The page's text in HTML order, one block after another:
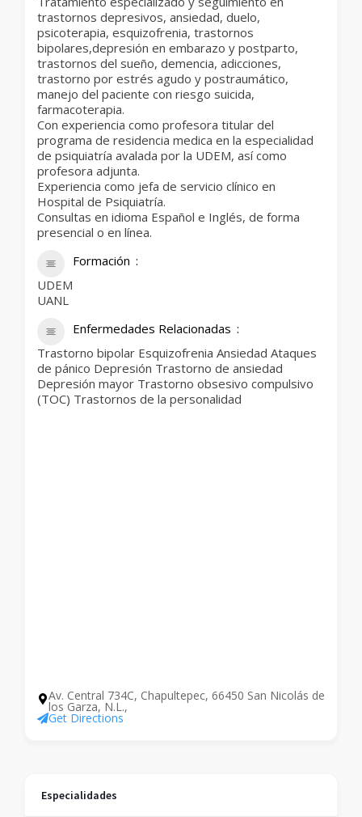
trastornos depresivos, ansiedad, duelo,
psicoterapia, esquizofrenia, trastornos
bipolares,depresión en embarazo y postparto,
trastornos del sueño, demencia, adicciones,
trastorno por estrés agudo y postraumático,
manejo del paciente con riesgo suicida,
farmacoterapia.
Con experiencia como profesora titular del
programa de residencia medica en la especialidad
de psiquiatría avalada por la UDEM, así como
profesora adjunta.
Experiencia como jefa de servicio clínico en
Hospital de Psiquiatría.
Consultas en idioma Español e Inglés, de forma
presencial o en línea.
Formación
UDEM
UANL
Enfermedades Relacionadas
Trastorno bipolar Esquizofrenia Ansiedad Ataques
de pánico Depresión Trastorno de ansiedad
Depresión mayor Trastorno obsesivo compulsivo
(TOC) Trastornos de la personalidad
Av. Central 734C, Chapultepec, 66450 San Nicolás de
los Garza, N.L.,
Get Directions
Especialidades